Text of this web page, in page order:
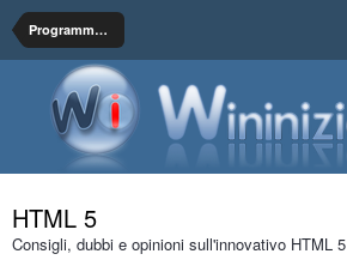
Programmazione
HTML 5
Consigli, dubbi e opinioni sull'innovativo HTML 5